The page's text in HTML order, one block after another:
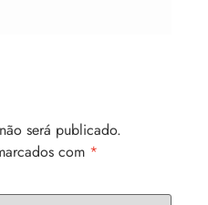
será publicado.
com *